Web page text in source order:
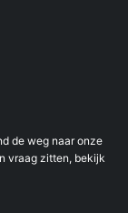
de weg naar onze
vraag zitten, bekijk